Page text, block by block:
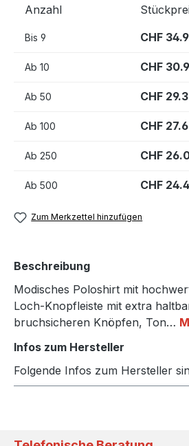
Anzahl
Bis 9 CHF
Ab 10 CHF
Ab 50 CHF
Ab 100 CHF
Ab 250 CHF
Ab 500 CHF
Zum Merkzettel hinzufügen
Beschreibung
Modisches Poloshirt mit
Loch-Knopfleiste mit extra
bruchsicheren Knöpfen, Ton…
Infos zum Hersteller
Folgende Infos zum Hersteller